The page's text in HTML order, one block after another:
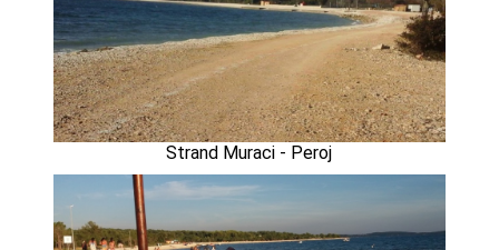
Strand Muraci - Peroj